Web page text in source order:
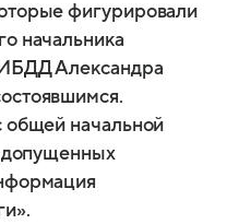
фигурировали
начальника
Александра
общей начальной
допущенных